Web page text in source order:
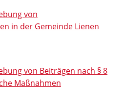
von
in der Gemeinde Lienen
von Beiträgen nach § 8
Maßnahmen